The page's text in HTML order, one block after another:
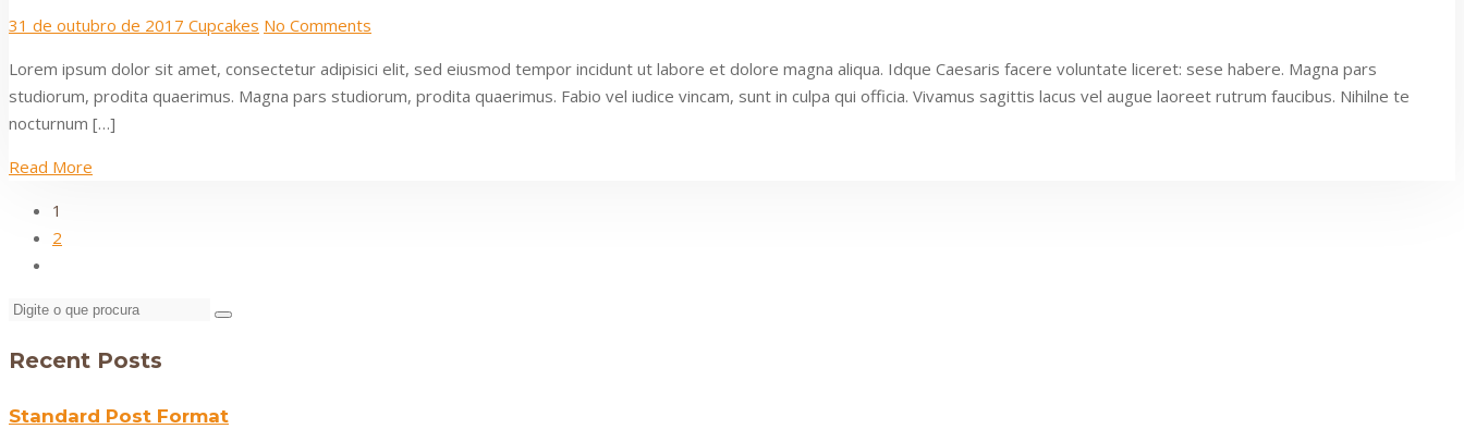
31 de outubro de 2017 Cupcakes No Comments
Lorem ipsum dolor sit amet, consectetur adipisici elit, sed eiusmod tempor incidunt ut labore et dolore magna aliqua. Idque Caesaris facere voluntate liceret: sese habere. Magna pars
studiorum, prodita quaerimus. Magna pars studiorum, prodita quaerimus. Fabio vel iudice vincam, sunt in culpa qui officia. Vivamus sagittis lacus vel augue laoreet rutrum faucibus. Nihilne te
nocturnum […]
Read More
1
2
Recent Posts
Standard Post Format